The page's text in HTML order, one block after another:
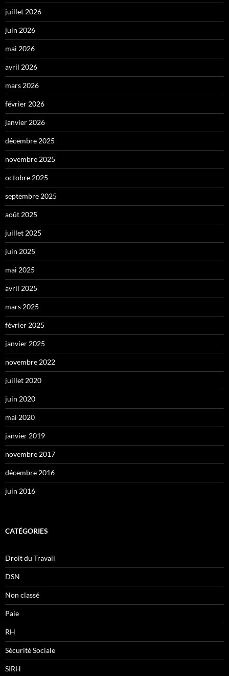
juillet 2026
juin 2026
mai 2026
avril 2026
mars 2026
février 2026
janvier 2026
décembre 2025
novembre 2025
octobre 2025
septembre 2025
août 2025
juillet 2025
juin 2025
mai 2025
avril 2025
mars 2025
février 2025
janvier 2025
novembre 2022
juillet 2020
juin 2020
mai 2020
janvier 2019
novembre 2017
décembre 2016
juin 2016
CATÉGORIES
Droit du Travail
DSN
Non classé
Paie
RH
Sécurité Sociale
SIRH